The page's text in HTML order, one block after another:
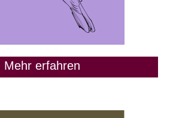
Mehr erfahren